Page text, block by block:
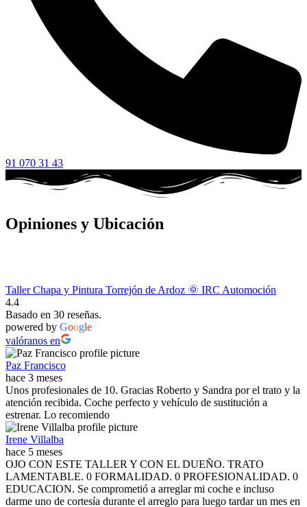
91 070 31 43
Opiniones y Ubicación
Taller Chapa y Pintura Torrejón de Ardoz 🌞 IRC Automoción
4.4
Basado en 30 reseñas.
powered by Google
valóranos en
Paz Francisco
hace 3 meses
Unos profesionales de 10. Gracias Roberto y Sandra por el trato y la
atención recibida. Coche perfecto y vehículo de sustitución a
estrenar. Lo recomiendo
Irene Villalba
hace 5 meses
OJO CON ESTE TALLER Y CON EL DUEÑO. TRATO
LAMENTABLE. 0 FORMALIDAD. 0 PROFESIONALIDAD. 0
EDUCACION. Se comprometió a arreglar mi coche e incluso
darme uno de cortesía durante el arreglo para luego tardar un mes en